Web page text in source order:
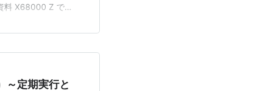
料 X68000 Z で
～定期実行と